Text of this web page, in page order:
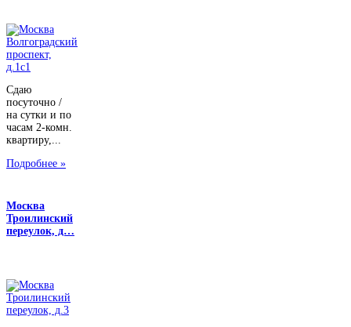
Сдаю
посуточно /
на сутки и по
часам 2-комн.
квартиру,...
Подробнее »
Москва
Троилинский
переулок, д…